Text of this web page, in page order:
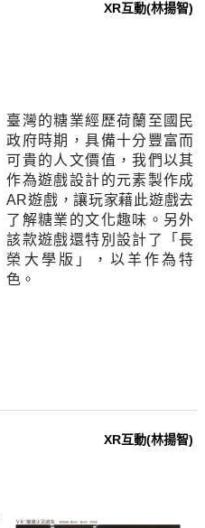
XR互動(林揚智)
臺灣的糖業經歷荷蘭至國民
政府時期，具備十分豐富而
可貴的人文價值，我們以其
作為遊戲設計的元素製作成
AR遊戲，讓玩家藉此遊戲去
了解糖業的文化趣味。另外
該款遊戲還特別設計了「長
榮大學版」，以羊作為特
色。
XR互動(林揚智)